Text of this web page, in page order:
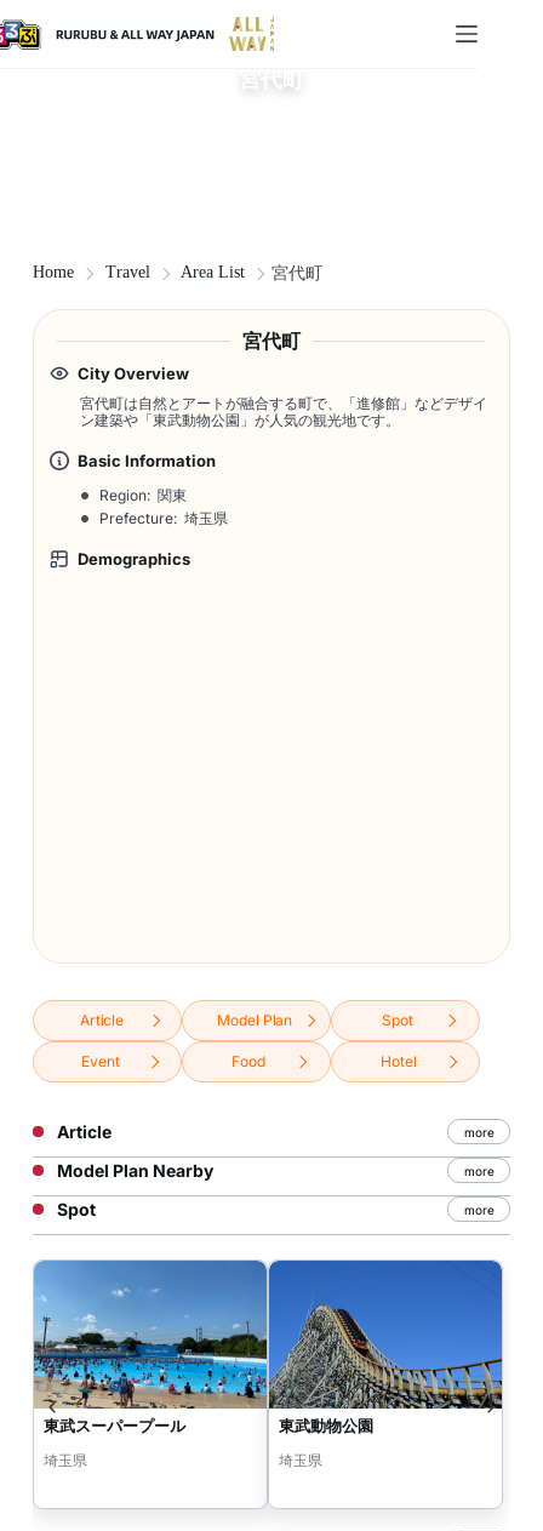
宮代町
Home Travel Area List 宮代町
宮代町
City Overview
宮代町は自然とアートが融合する町で、「進修館」などデザイ
ン建築や「東武動物公園」が人気の観光地です。
Basic Information
Region: 関東
Prefecture: 埼玉県
Demographics
Article Model Plan Spot
Event Food Hotel
Article more
Model Plan Nearby more
Spot more
東武スーパープール
埼玉県
東武動物公園
埼玉県